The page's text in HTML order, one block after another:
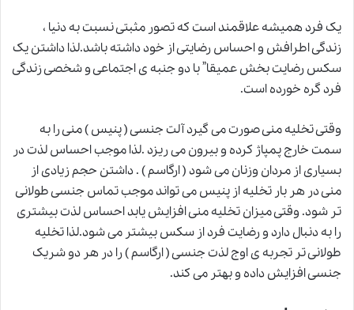
یک فرد همیشه علاقمند است که تصور مثبتی نسبت به دنیا ،
زندگی اطرافش و احساس رضایتی از خود داشته باشد.لذا داشتن یک
سکس رضایت بخش عمیقا” با دو جنبه ی اجتماعی و شخصی زندگی
فرد گره خورده است.
وقتی تخلیه منی صورت می گیرد آلت جنسی ( پنیس ) منی را به
سمت خارج پمپاژ کرده و بیرون می ریزد .لذا موجب احساس لذت در
بسیاری از مردان وزنان می شود ( ارگاسم ) . داشتن حجم زیادی از
منی در هر بار تخلیه از پنیس می تواند موجب تماس جنسی طولانی
تر شود. وقتی میزان تخلیه منی افزایش یابد احساس لذت بیشتری
را به دنبال دارد و رضایت فرد از سکس بیشتر می شود.لذا تخلیه
طولانی تر تجربه ی اوج لذت جنسی ( ارگاسم ) را در هر دو شریک
جنسی افزایش داده و بهتر می کند.